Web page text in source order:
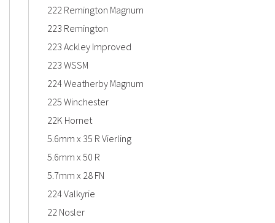
222 Remington Magnum
223 Remington
223 Ackley Improved
223 WSSM
224 Weatherby Magnum
225 Winchester
22K Hornet
5.6mm x 35 R Vierling
5.6mm x 50 R
5.7mm x 28 FN
224 Valkyrie
22 Nosler